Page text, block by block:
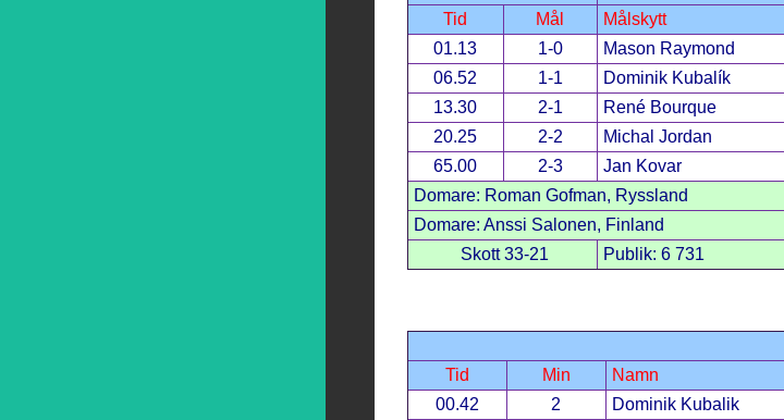
Tid
Mål Målskytt
01.13
1-0 Mason Raymond
06.52
1-1 Dominik Kubalík
13.30
2-1 René Bourque
20.25
2-2 Michal Jordan
65.00
2-3 Jan Kovar
Domare: Roman Gofman, Ryssland
Domare: Anssi Salonen, Finland
Skott 33-21
Publik: 6 731
Tid
Min Namn
00.42
2 Dominik Kubalik